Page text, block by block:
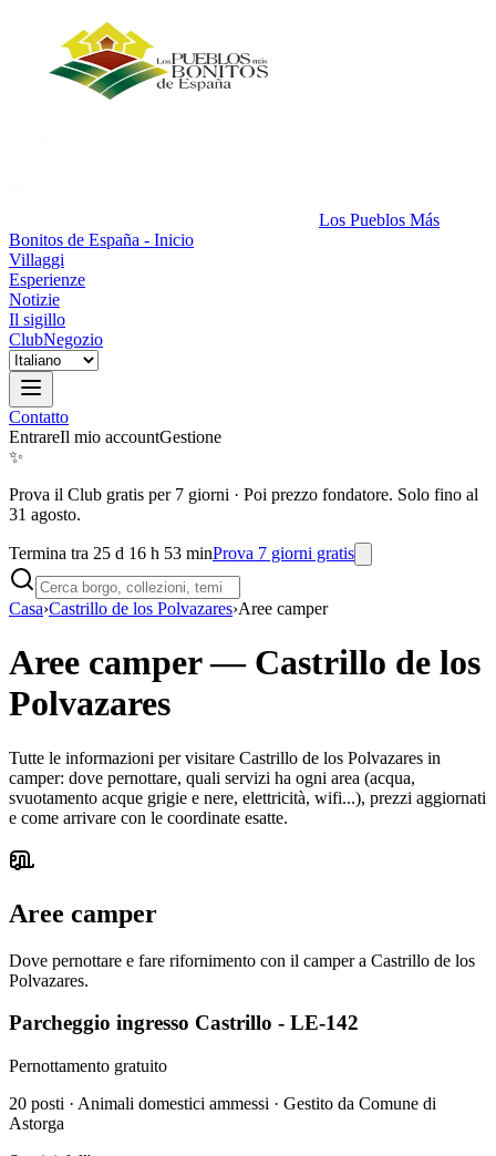
Los Pueblos Más
Bonitos de España - Inicio
Villaggi
Esperienze
Notizie
Il sigillo
ClubNegozio
Contatto
EntrareIl mio accountGestione
✨
Prova il Club gratis per 7 giorni · Poi prezzo fondatore. Solo fino al
31 agosto.
Termina tra 25 d 16 h 53 minProva 7 giorni gratis
Casa›Castrillo de los Polvazares›Aree camper
Aree camper— Castrillo de los
Polvazares
Tutte le informazioni per visitare Castrillo de los Polvazares in
camper: dove pernottare, quali servizi ha ogni area (acqua,
svuotamento acque grigie e nere, elettricità, wifi...), prezzi aggiornati
e come arrivare con le coordinate esatte.
Aree camper
Dove pernottare e fare rifornimento con il camper a Castrillo de los
Polvazares.
Parcheggio ingresso Castrillo - LE-142
Pernottamento gratuito
20 posti · Animali domestici ammessi · Gestito da Comune di
Astorga